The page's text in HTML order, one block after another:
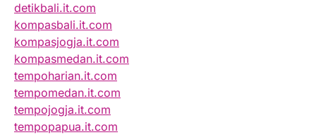
detikbali.it.com
kompasbali.it.com
kompasjogja.it.com
kompasmedan.it.com
tempoharian.it.com
tempomedan.it.com
tempojogja.it.com
tempopapua.it.com